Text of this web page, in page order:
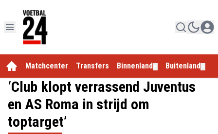
Matchcenter Transfers Binnenland Buitenland
‘Club klopt verrassend Juventus
en AS Roma in strijd om
toptarget’